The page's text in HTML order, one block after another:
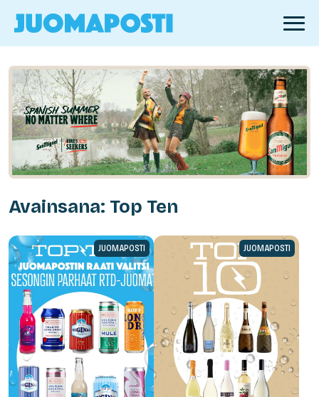
Avainsana: Top Ten
JUOMAPOSTI JUOMAPOSTI